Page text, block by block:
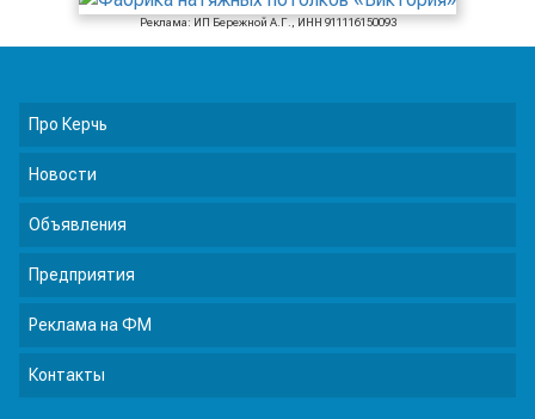
Реклама: ИП Бережной А.Г., ИНН 911116150093
Про Керчь
Новости
Объявления
Предприятия
Реклама на ФМ
Контакты